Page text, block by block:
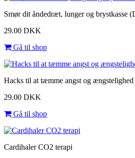
Smør dit åndedræt, lunger og brystkasse
29.00 DKK
Gå til shop
Hacks til at tæmme angst og
29.00 DKK
Gå til shop
Cardihaler CO2 terapi